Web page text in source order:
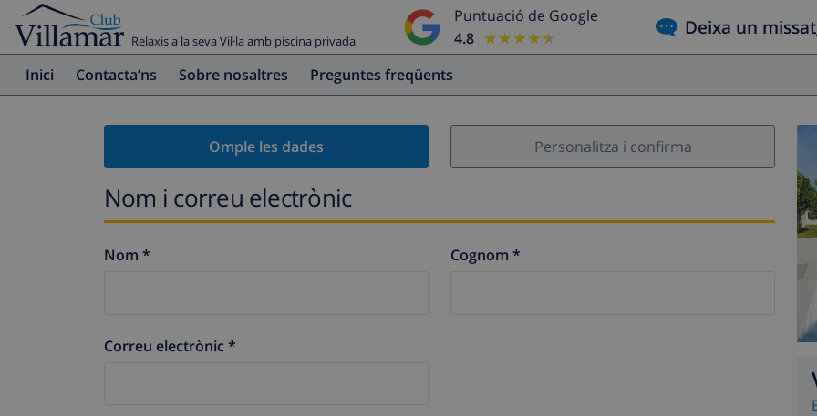
Relaxis a la seva Vil·la amb piscina privada
Puntuació de Google
4.8
★★★★★
★★★★★ Deixa un
Inici Contacta’ns Sobre nosaltres Preguntes freqüents
Omple les dades Personalitza i confirma
Nom i correu electrònic
Nom * Cognom *
Correu electrònic *